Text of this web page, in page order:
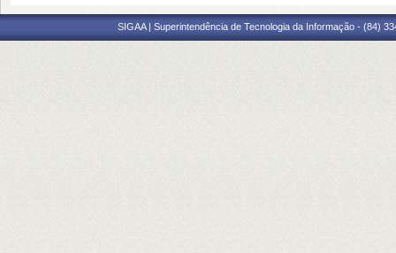
SIGAA | Superintendência de Tecnologia da Informação - (84)